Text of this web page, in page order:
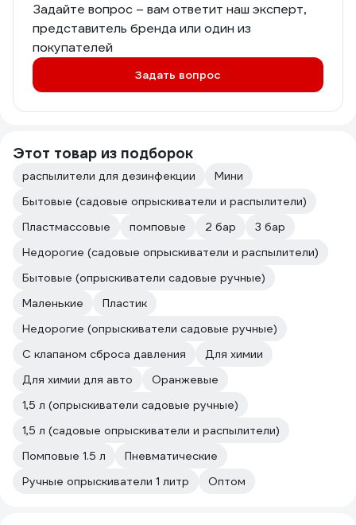
Задайте вопрос – вам ответит наш эксперт,
представитель бренда или один из
покупателей
Задать вопрос
Этот товар из подборок
распылители для дезинфекции
Мини
Бытовые (садовые опрыскиватели и распылители)
Пластмассовые
помповые 2 бар
3 бар
Недорогие (садовые опрыскиватели и распылители)
Бытовые (опрыскиватели садовые ручные)
Маленькие
Пластик
Недорогие (опрыскиватели садовые ручные)
С клапаном сброса давления
Для химии
Для химии для авто
Оранжевые
1,5 л (опрыскиватели садовые ручные)
1,5 л (садовые опрыскиватели и распылители)
Помповые 1.5 л
Пневматические
Ручные опрыскиватели 1 литр
Оптом